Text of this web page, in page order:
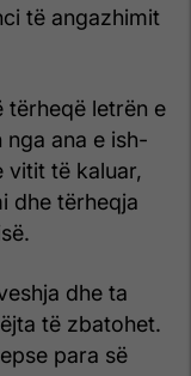
të angazhimit
tërheqë letrën e
ana e ish-
vitit të kaluar,
dhe tërheqja
dhe ta
të zbatohet.
para së